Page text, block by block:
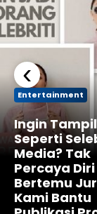
Entertainment
Ingin Tampil
Seperti
Media? Tak
Percaya Diri
Bertemu
Kami Bantu
‹